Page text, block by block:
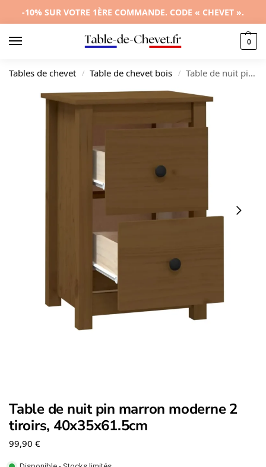
-10% SUR VOTRE 1ÈRE COMMANDE. CODE « CHEVET ».
0
Tables de chevet / Table de chevet bois / Table de nuit pin marron moderne 2 tiroirs, 40x35x61.5cm
Table de nuit pin marron moderne 2
tiroirs, 40x35x61.5cm
99,90 €